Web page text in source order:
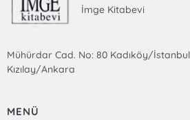
İmge Kitabevi
Mühürdar Cad. No: 80 Kadıköy/
Kızılay/Ankara
MENÜ